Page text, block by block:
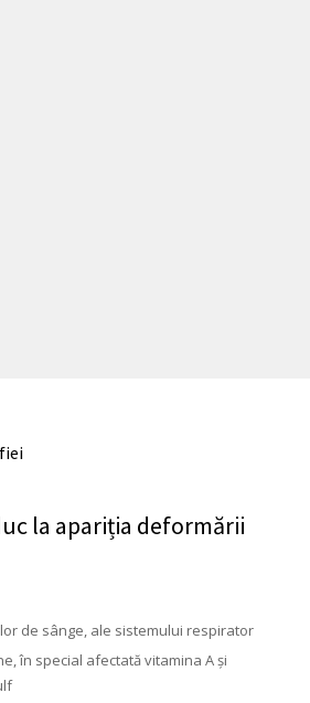
la apariția deformării
de sânge, ale sistemului respirator
în special afectată vitamina A și